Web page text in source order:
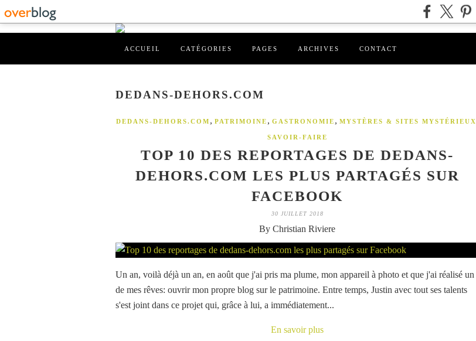
ACCUEIL CATÉGORIES PAGES ARCHIVES CONTACT
DEDANS-DEHORS.COM
DEDANS-DEHORS.COM , PATRIMOINE , GASTRONOMIE , MYSTÈRES & SITES MYSTÉRIEUX
SAVOIR-FAIRE
TOP 10 DES REPORTAGES DE DEDANS-
DEHORS.COM LES PLUS PARTAGÉS SUR
FACEBOOK
30 JUILLET 2018
By Christian Riviere
Un an, voilà déjà un an, en août que j'ai pris ma plume, mon appareil à photo et que j'ai réalisé un
de mes rêves: ouvrir mon propre blog sur le patrimoine. Entre temps, Justin avec tout ses talents
s'est joint dans ce projet qui, grâce à lui, a immédiatement...
En savoir plus